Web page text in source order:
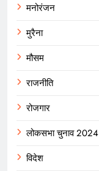
मनोरंजन
मुरैना
मौसम
राजनीति
रोजगार
लोकसभा चुनाव 2024
विदेश